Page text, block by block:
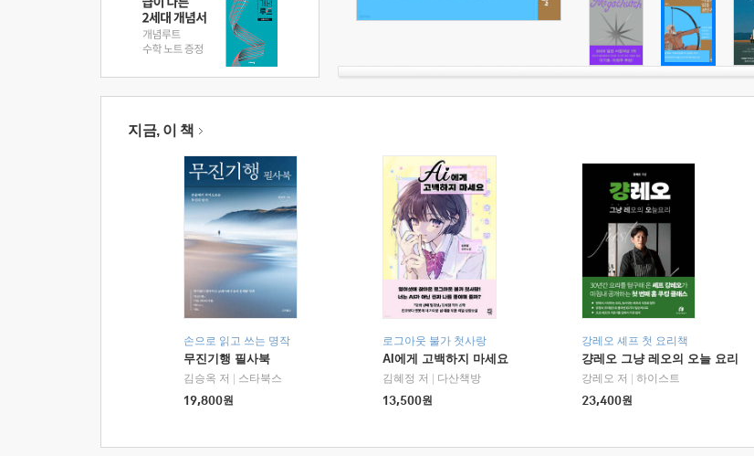
지금, 이 책
손으로 읽고 쓰는 명작
무진기행 필사북
김승옥 저
스타북스
19,800원
로그아웃 불가 첫사랑
AI에게 고백하지 마세요
김혜정 저
다산책방
13,500원
강레오 셰프 첫 요리책
걍레오 그냥 레오의 오늘 요리
강레오 저
하이스트
23,400원